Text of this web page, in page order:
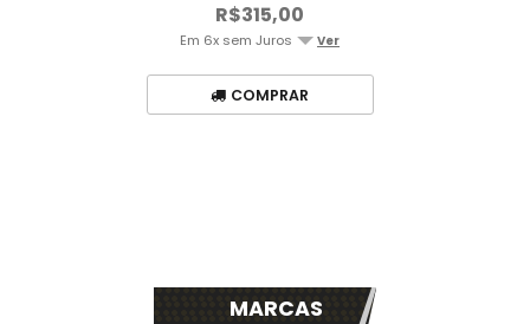
R$315,00
Em 6x sem Juros Ver
COMPRAR
MARCAS